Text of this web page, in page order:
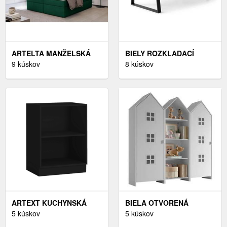
ARTELTA MANŽELSKÁ
POSTEĽ LOREE
9 kúskov
BIELY ROZKLADACÍ
JEDÁLENSKÝ STÔL S
FURNITURE
8 kúskov
ARTEXT KUCHYNSKÁ
SKRINKA VYSOKÁ
5 kúskov
BIELA OTVORENÁ
DETSKÁ ŠATNÍKOVÁ
5 kúskov